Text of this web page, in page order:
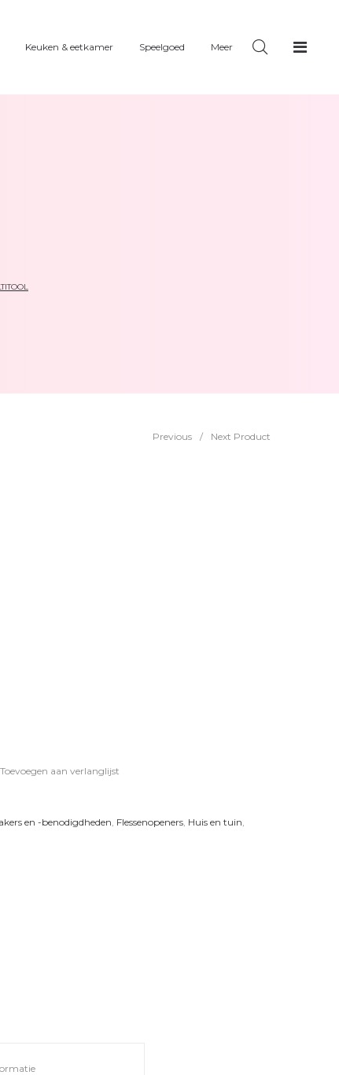
Keuken & eetkamer Speelgoed Meer
Previous / Next Product
Toevoegen aan verlanglijst
en -benodigdheden, Flessenopeners, Huis en tuin,